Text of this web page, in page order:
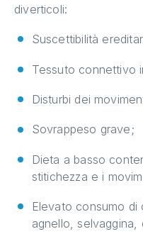
diverticoli:
Suscettibilità
Tessuto connettivo
Disturbi dei
Sovrappeso grave;
Dieta a basso
stitichezza e i
Elevato consumo di
agnello, selvaggina,